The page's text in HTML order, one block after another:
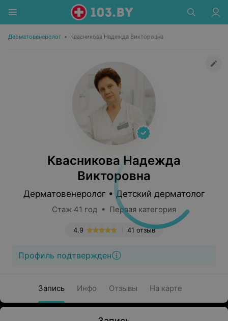
Дерматовенеролог • Квасникова Надежда Викторовна
Квасникова Надежда
Викторовна
Дерматовенеролог • Детский дерматолог
Стаж 41 год • Первая категория
41 отзыв
4.9
Профиль подтвержден
Запись Инфо Отзывы На карте